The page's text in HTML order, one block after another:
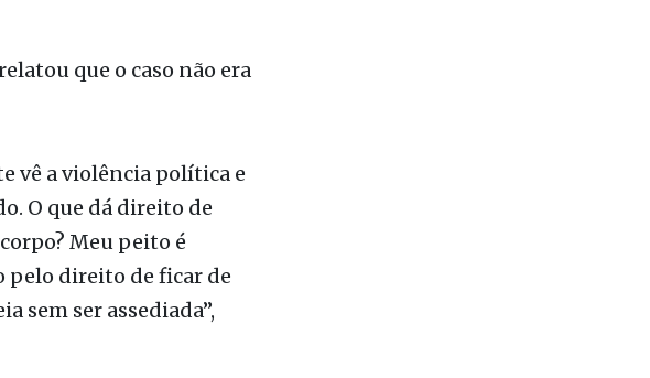
Seixas e Erica
vê a violência política e
O que dá direito de
Meu peito é
direito de ficar de